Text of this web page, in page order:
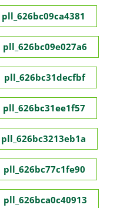
pll_626bc09ca4381
pll_626bc09e027a6
pll_626bc31decfbf
pll_626bc31ee1f57
pll_626bc3213eb1a
pll_626bc77c1fe90
pll_626bca0c40913